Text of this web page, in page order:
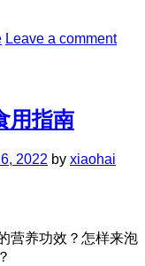
Leave a comment
用指南
2022 by xiaohai
营养功效？怎样来泡